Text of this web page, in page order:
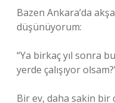
Bazen Ankara’da
düşünüyorum:
“Ya birkaç yıl sonra
yerde çalışıyor
Bir ev, daha sakin